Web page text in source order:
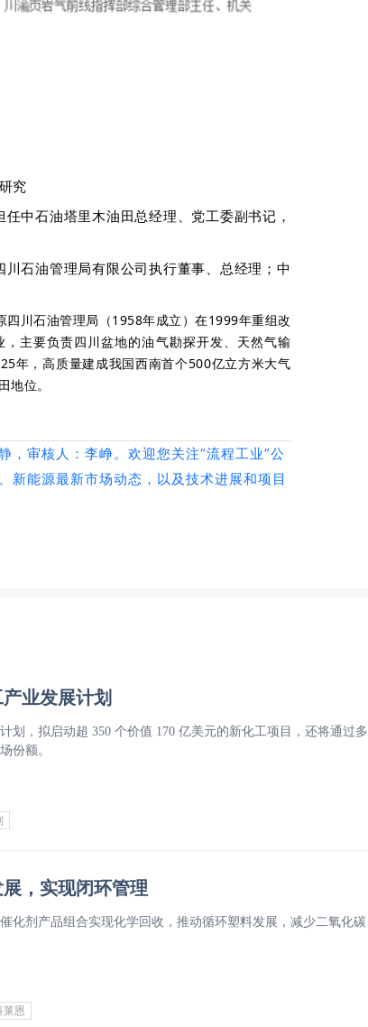
究
中石油塔里木油田总经理、党工委副书记，
石油管理局有限公司执行董事、总经理；中
川石油管理局（1958年成立）在1999年重组改
主要负责四川盆地的油气勘探开发、天然气输
年，高质量建成我国西南首个500亿立方米大气
位。
，审核人：李峥。欢迎您关注“流程工业”公
新能源最新市场动态，以及技术进展和项目
业发展计划
划，拟启动超 350 个价值 170 亿美元的新化工项目，还将通过多
份额。
，实现闭环管理
化剂产品组合实现化学回收，推动循环塑料发展，减少二氧化碳
莱恩